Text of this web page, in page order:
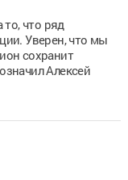
то, что ряд
Уверен, что мы
сохранит
Алексей